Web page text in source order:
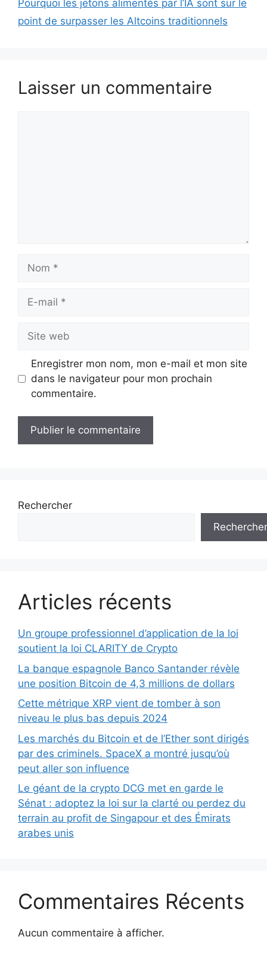
Pourquoi les jetons alimentés par l’IA sont sur le
point de surpasser les Altcoins traditionnels
Laisser un commentaire
mail
web
Enregistrer mon nom, mon e-mail et mon site
dans le navigateur pour mon prochain
commentaire.
Rechercher
Rechercher
Articles récents
Un groupe professionnel d’application de la loi
soutient la loi CLARITY de Crypto
La banque espagnole Banco Santander révèle
une position Bitcoin de 4,3 millions de dollars
Cette métrique XRP vient de tomber à son
niveau le plus bas depuis 2024
Les marchés du Bitcoin et de l’Ether sont dirigés
par des criminels. SpaceX a montré jusqu’où
peut aller son influence
Le géant de la crypto DCG met en garde le
Sénat : adoptez la loi sur la clarté ou perdez du
terrain au profit de Singapour et des Émirats
arabes unis
Commentaires Récents
Aucun commentaire à afficher.